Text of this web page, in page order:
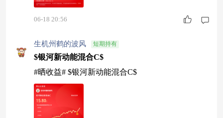
06-18 20:56
生机州鹤的波风 短期持有
$银河新动能混合C$
#晒收益# $银河新动能混合C$